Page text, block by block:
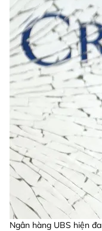
Ngân hàng UBS hiện